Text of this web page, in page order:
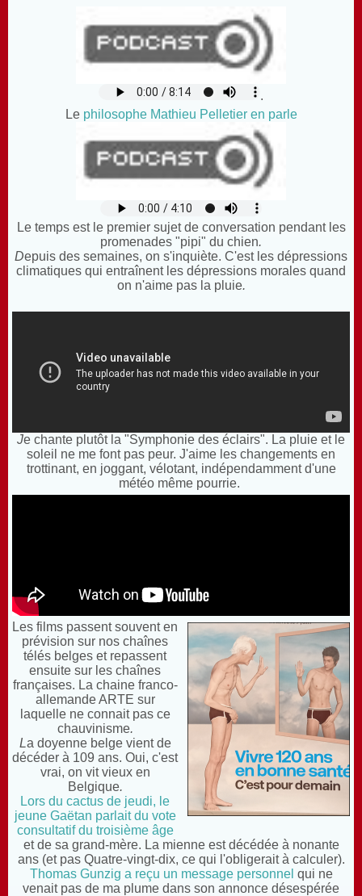
.
Lephilosophe Mathieu Pelletier en parle
Le temps est le premier sujet de conversation pendant les
promenades "pipi" du chien.
Depuis des semaines, on s'inquiète. C'est les dépressions
climatiques qui entraînent les dépressions morales quand
on n'aime pas la pluie.
Je chante plutôt la "Symphonie des éclairs". La pluie et le
soleil ne me font pas peur. J'aime les changements en
trottinant, en joggant, vélotant, indépendamment d'une
météo même pourrie.
Les films passent souvent en
prévision sur nos chaînes
télés belges et repassent
ensuite sur les chaînes
françaises. La chaine franco-
allemande ARTE sur
laquelle ne connait pas ce
chauvinisme.
La doyenne belge vient de
décéder à 109 ans.Oui, c'est
vrai, on vit vieux en
Belgique.
Lors du cactus de jeudi, le
jeune Gaëtan parlaitdu vote
consultatif du troisième âge
etde sa grand-mère. La mienne est décédée à nonante
ans (et pas Quatre-vingt-dix, ce qui l'obligerait à calculer).
Thomas Gunzig a reçu un message personnel qui ne
venait pas de ma plume dans son annonce désespérée